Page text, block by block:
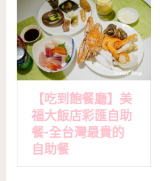
【吃到飽餐廳】美
福大飯店彩匯自助
餐-全台灣最貴的
自助餐